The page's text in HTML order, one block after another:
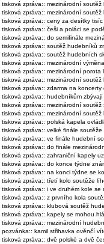
tisková zpráva:: mezinárodní
tisková zpráva:: mezinárodní
tisková zpráva:: ceny za desítky
tisková zpráva:: češi a poláci se
tisková zpráva:: do semifinále
tisková zpráva:: soutěž hudebníků
tisková zpráva:: soutěž hudebních
tisková zpráva:: mezinárodní
tisková zpráva:: mezinárodní
tisková zpráva:: mezinárodní
tisková zpráva:: zdarma na
tisková zpráva:: hudebníkům
tisková zpráva:: mezinárodní
tisková zpráva:: mezinárodní
tisková zpráva:: polská kapela
tisková zpráva:: velké finále
tisková zpráva:: ve finále hudební
tisková zpráva:: do finále
tisková zpráva:: zahraniční kapely
tisková zpráva:: do konce týdne
tisková zpráva:: na konci týdne se
tisková zpráva:: třetí kolo soutěže
tisková zpráva:: i ve druhém kole
tisková zpráva:: z prvního kola
tisková zpráva:: klubová soutěž
tisková zpráva:: kapely se mohou
tisková zpráva:: mezinárodní
pozvánka:: kamil střihavka ověnčí
tisková zpráva:: dvě polské a dvě